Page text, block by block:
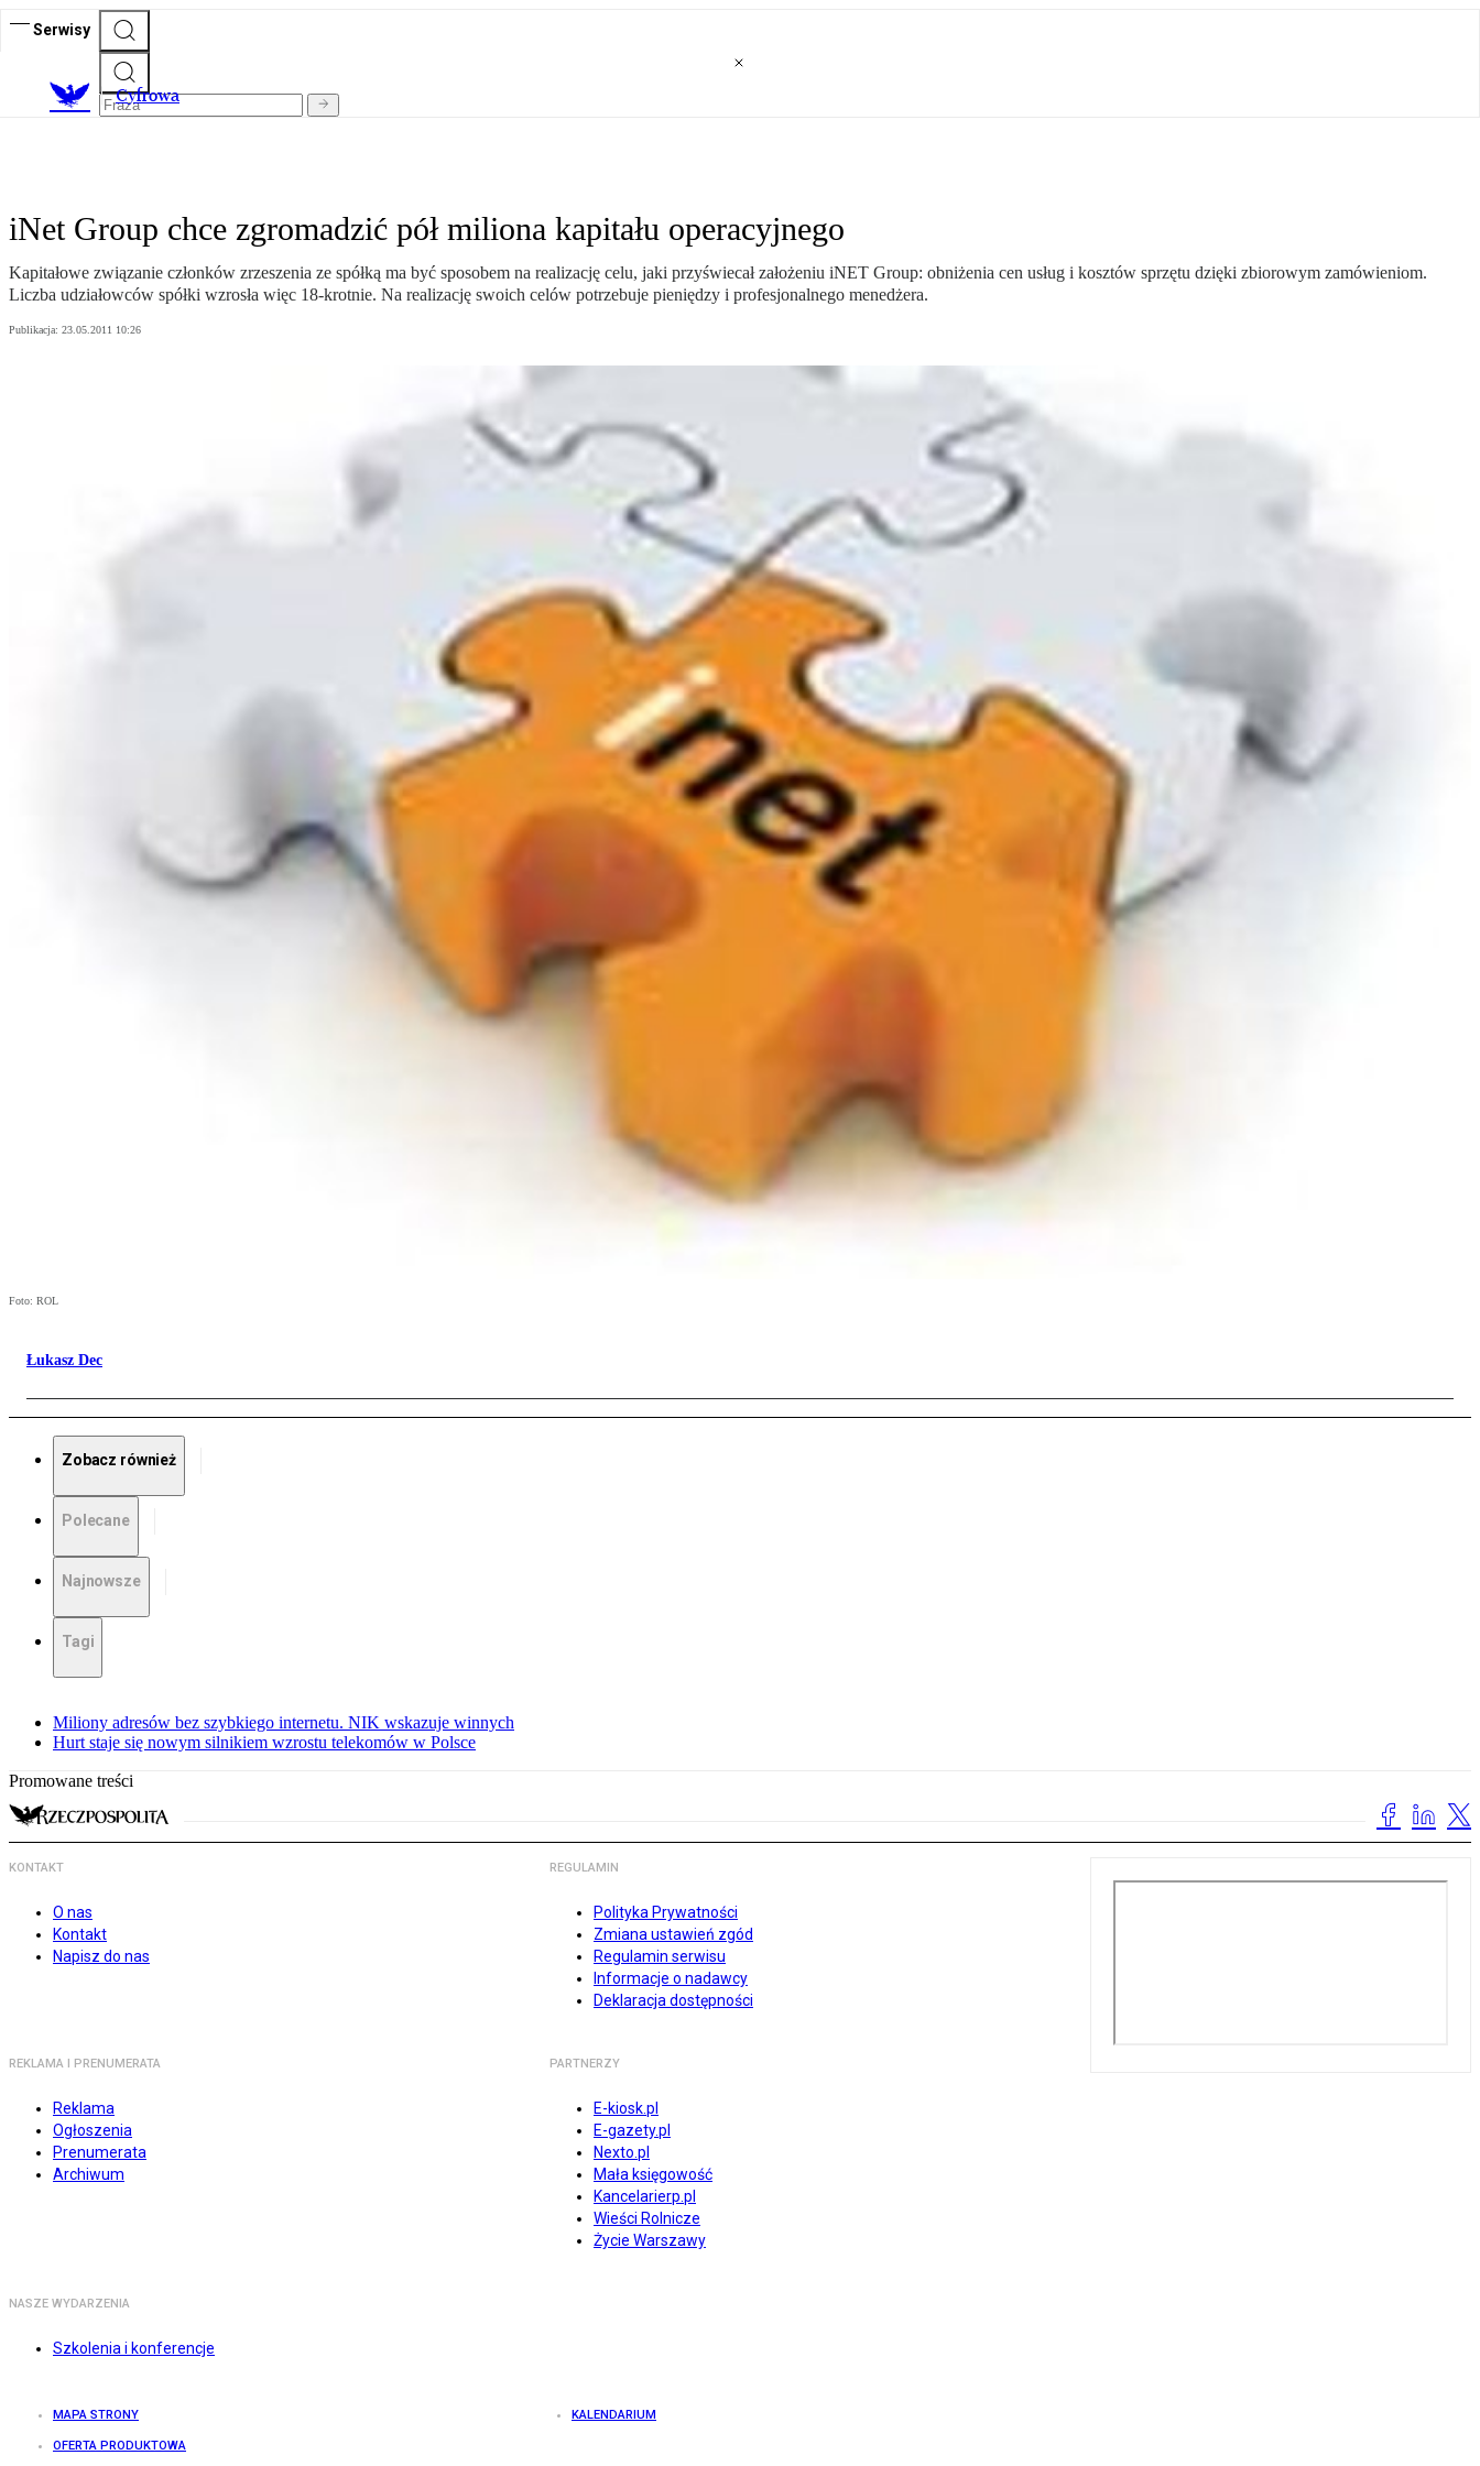
Serwisy
Cyfrowa
iNet Group chce zgromadzić pół miliona kapitału operacyjnego
Kapitałowe związanie członków zrzeszenia ze spółką ma być sposobem na realizację celu, jaki przyświecał założeniu iNET Group: obniżenia cen usług i kosztów sprzętu dzięki zbiorowym zamówieniom.
Liczba udziałowców spółki wzrosła więc 18-krotnie. Na realizację swoich celów potrzebuje pieniędzy i profesjonalnego menedżera.
Publikacja: 23.05.2011 10:26
Foto: ROL
Łukasz Dec
Zobacz również
Polecane
Najnowsze
Tagi
Miliony adresów bez szybkiego internetu. NIK wskazuje winnych
Hurt staje się nowym silnikiem wzrostu telekomów w Polsce
Promowane treści
KONTAKT
O nas
Kontakt
Napisz do nas
REGULAMIN
Polityka Prywatności
Zmiana ustawień zgód
Regulamin serwisu
Informacje o nadawcy
Deklaracja dostępności
REKLAMA I PRENUMERATA
Reklama
Ogłoszenia
Prenumerata
Archiwum
PARTNERZY
E-kiosk.pl
E-gazety.pl
Nexto.pl
Mała księgowość
Kancelarierp.pl
Wieści Rolnicze
Życie Warszawy
NASZE WYDARZENIA
Szkolenia i konferencje
MAPA STRONY KALENDARIUM
OFERTA PRODUKTOWA